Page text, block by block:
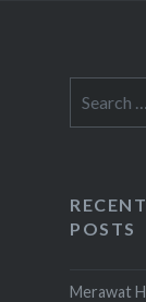
for:
RECENT
POSTS
Merawat